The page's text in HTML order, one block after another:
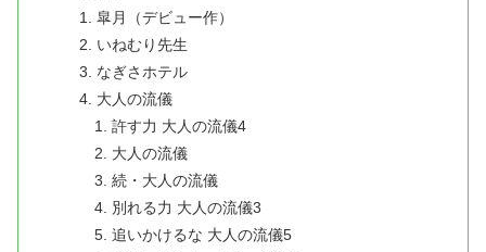
皐月（デビュー作）
いねむり先生
なぎさホテル
大人の流儀
許す力 大人の流儀4
大人の流儀
続・大人の流儀
別れる力 大人の流儀3
追いかけるな 大人の流儀5